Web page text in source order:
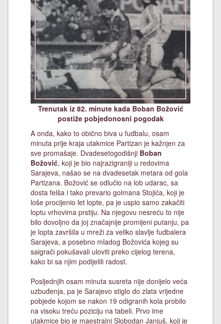
Trenutak iz 82. minute kada Boban Božović
postiže pobjedonosni pogodak
A onda, kako to obično biva u fudbalu, osam
minuta prije kraja utakmice Partizan je kažnjen za
sve promašaje. Dvadesetogodišnji Boban
Božović, koji je bio najrazigraniji u redovima
Sarajeva, našao se na dvadesetak metara od gola
Partizana. Božović se odlučio na lob udarac, sa
dosta felša i tako prevario golmana Stojića, koji je
loše procijenio let lopte, pa je uspio samo zakačiti
loptu vrhovima prstiju. Na njegovu nesreću to nije
bilo dovoljno da joj značajnije promijeni putanju, pa
je lopta završila u mreži za veliko slavlje fudbalera
Sarajeva, a posebno mladog Božovića kojeg su
saigrači pokušavali uloviti preko cijelog terena,
kako bi sa njim podijelili radost.
Posljednjih osam minuta susreta nije donijelo veća
uzbuđenja, pa je Sarajevo stiglo do zlata vrijedne
pobjede kojom se nakon 19 odigranih kola probilo
na visoku treću poziciju na tabeli. Prvo ime
utakmice bio je maestralni Slobodan Janjuš, koji je